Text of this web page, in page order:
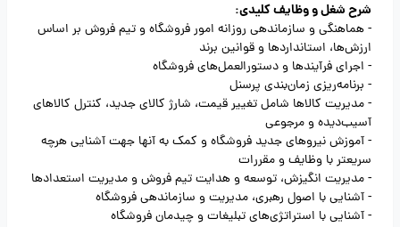
شرح شغل و وظایف کلیدی:
- هماهنگی و سازماندهی روزانه امور فروشگاه و تیم فروش بر اساس
ارزش‌ها، استانداردها و قوانین برند
- اجرای فرآیندها و دستورالعمل‌های فروشگاه
- برنامه‌ریزی زمان‌بندی پرسنل
- مدیریت کالاها شامل تغییر قیمت، شارژ کالای جدید، کنترل کالاهای
آسیب‌دیده و مرجوعی
- آموزش نیروهای جدید فروشگاه و کمک به آنها جهت آشنایی هرچه
سریعتر با وظایف و مقررات
- مدیریت انگیزش، توسعه و هدایت تیم فروش و مدیریت استعدادها
- آشنایی با اصول رهبری، مدیریت و سازماندهی فروشگاه
- آشنایی با استراتژی‌های تبلیغات و چیدمان فروشگاه